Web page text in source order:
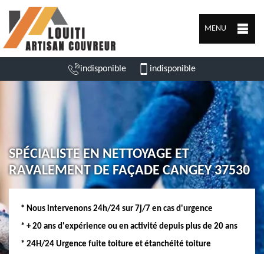
MENU
indisponible indisponible
SPÉCIALISTE EN NETTOYAGE ET
RAVALEMENT DE FAÇADE CANGEY 37530
* Nous intervenons 24h/24 sur 7j/7 en cas d'urgence
* + 20 ans d'expérience ou en activité depuis plus de 20 ans
* 24H/24 Urgence fuite toiture et étanchéité toiture